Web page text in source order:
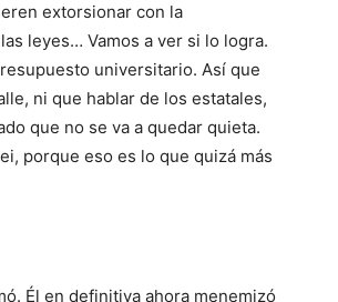
extorsionar con la
leyes… Vamos a ver si lo logra.
universitario. Así que
ni que hablar de los estatales,
que no se va a quedar quieta.
porque eso es lo que quizá más
Él en definitiva ahora menemizó